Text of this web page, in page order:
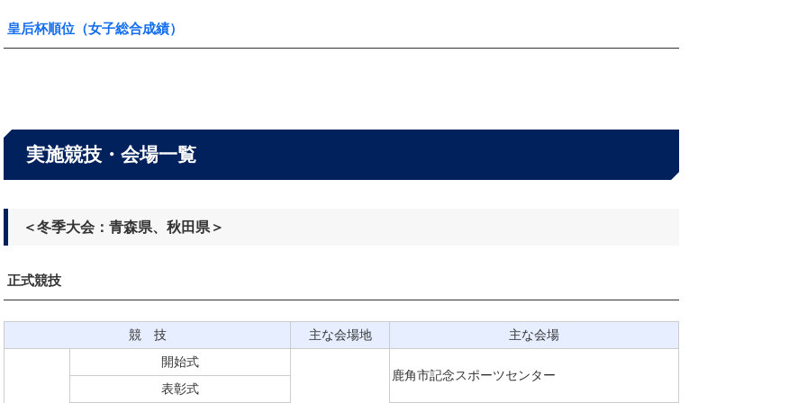
皇后杯順位（女子総合成績）
実施競技・会場一覧
＜冬季大会：青森県、秋田県＞
正式競技
競 技 主な会場地
主な会場
開始式
鹿角市記念スポーツセンター
表彰式